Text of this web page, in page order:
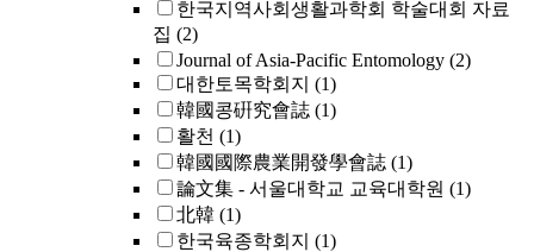
한국지역사회생활과학회 학술대회 자료
집 (2)
Journal of Asia-Pacific Entomology (2)
대한토목학회지 (1)
韓國콩硏究會誌 (1)
활천 (1)
韓國國際農業開發學會誌 (1)
論文集 - 서울대학교 교육대학원 (1)
北韓 (1)
한국육종학회지 (1)